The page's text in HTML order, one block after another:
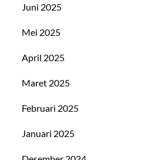
Juni 2025
Mei 2025
April 2025
Maret 2025
Februari 2025
Januari 2025